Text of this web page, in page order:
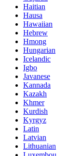
Haitian
Hausa
Hawaiian
Hebrew
Hmong
Hungarian
Icelandic
Igbo
Javanese
Kannada
Kazakh
Khmer
Kurdish
Kyrgyz
Latin
Latvian
Lithuanian